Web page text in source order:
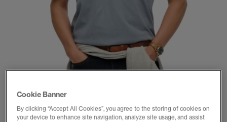
Cookie Banner
By clicking “Accept All Cookies”, you agree to the storing of cookies on
your device to enhance site navigation, analyze site usage, and assist